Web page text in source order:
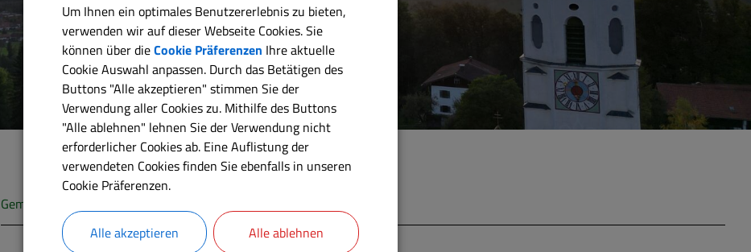
Gemeinde Gaißach
Um Ihnen ein optimales Benutzererlebnis zu bieten,
verwenden wir auf dieser Webseite Cookies. Sie
können über dieCookie Präferenzen Ihre aktuelle
Cookie Auswahl anpassen. Durch das Betätigen des
Buttons "Alle akzeptieren" stimmen Sie der
Verwendung aller Cookies zu. Mithilfe des Buttons
"Alle ablehnen" lehnen Sie der Verwendung nicht
erforderlicher Cookies ab. Eine Auflistung der
verwendeten Cookies finden Sie ebenfalls in unseren
Cookie Präferenzen.
Alle akzeptieren Alle ablehnen